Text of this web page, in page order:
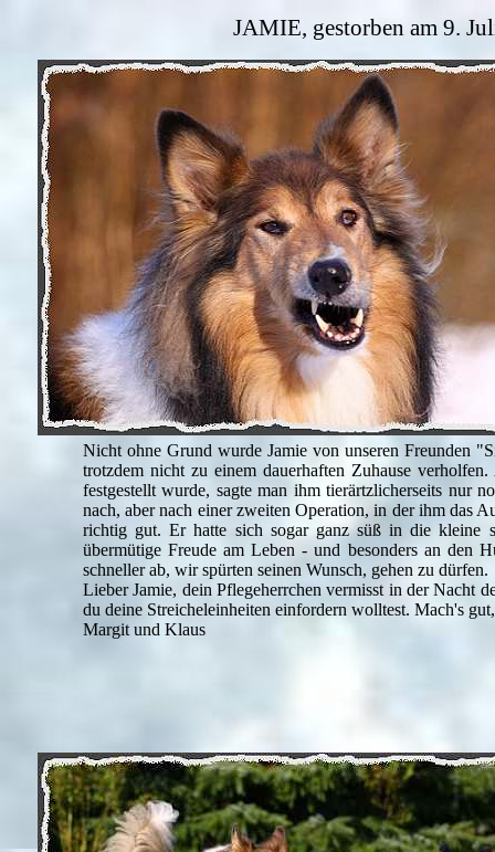
JAMIE, gestorben am 9.
Nicht ohne Grund wurde Jamie von unseren Freunden
trotzdem nicht zu einem dauerhaften Zuhause
festgestellt wurde, sagte man ihm tierärtzlicherseits nur
nach, aber nach einer zweiten Operation, in der ihm das
richtig gut. Er hatte sich sogar ganz süß in die kleine
übermütige Freude am Leben - und besonders an den
schneller ab, wir spürten seinen Wunsch, gehen zu dürfen.
Lieber Jamie, dein Pflegeherrchen vermisst in der Nacht
du deine Streicheleinheiten einfordern wolltest. Mach's
Margit und Klaus